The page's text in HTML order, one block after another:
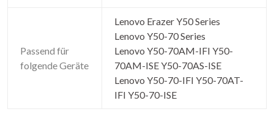
Passend für
folgende Geräte
Lenovo Erazer Y50 Series
Lenovo Y50-70 Series
Lenovo Y50-70AM-IFI Y50-
70AM-ISE Y50-70AS-ISE
Lenovo Y50-70-IFI Y50-70AT-
IFI Y50-70-ISE